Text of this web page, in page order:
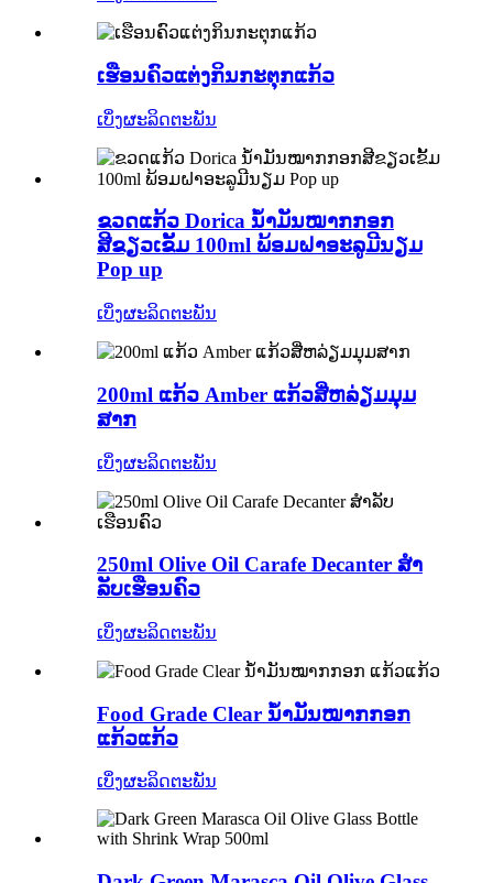
ເຮືອນຄົວແຕ່ງກິນກະຕຸກແກ້ວ
ເບິ່ງຜະລິດຕະພັນ
ຂວດແກ້ວ Dorica ນ້ຳມັນໝາກກອກ
ສີຂຽວເຂັ້ມ 100ml ພ້ອມຝາອະລູມີນຽມ
Pop up
ເບິ່ງຜະລິດຕະພັນ
200ml ແກ້ວ Amber ແກ້ວສີ່ຫລ່ຽມມຸມ
ສາກ
ເບິ່ງຜະລິດຕະພັນ
250ml Olive Oil Carafe Decanter ສໍາ
ລັບເຮືອນຄົວ
ເບິ່ງຜະລິດຕະພັນ
Food Grade Clear ນ້ຳມັນໝາກກອກ
ແກ້ວແກ້ວ
ເບິ່ງຜະລິດຕະພັນ